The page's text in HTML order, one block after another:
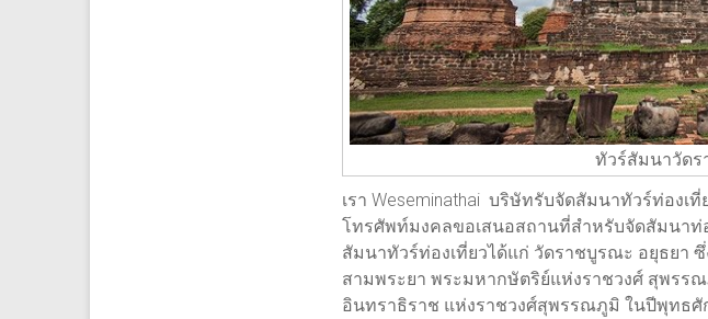
ทัวร์สัมนาวัด
เรา Weseminathai บริษัทรับจัดสัมนาทัวร์ท่องเ
โทรศัพท์มงคลขอเสนอสถานที่สำหรับจัดสัมนาท่
สัมนาทัวร์ท่องเที่ยวได้แก่ วัดราชบูรณะ อยุธยา
สามพระยา พระมหากษัตริย์แห่งราชวงศ์ สุพรร
อินทราธิราช แห่งราชวงศ์สุพรรณภูมิ ในปีพุทธ